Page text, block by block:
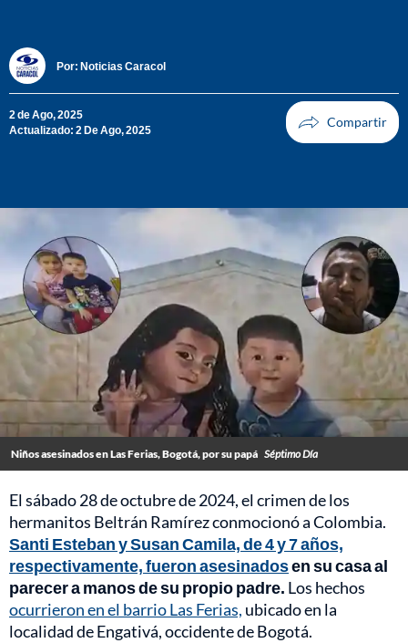
Por: Noticias Caracol
2 de Ago, 2025
Actualizado: 2 De Ago, 2025
Niños asesinados en Las Ferias, Bogotá, por su papá Séptimo Día
El sábado 28 de octubre de 2024, el crimen de los
hermanitos Beltrán Ramírez conmocionó a Colombia.
Santi Esteban y Susan Camila, de 4 y 7 años,
respectivamente, fueron asesinadosen su casa al
parecer a manos de su propio padre. Los hechos
ocurrieron en el barrio Las Ferias, ubicado en la
localidad de Engativá, occidente de Bogotá.